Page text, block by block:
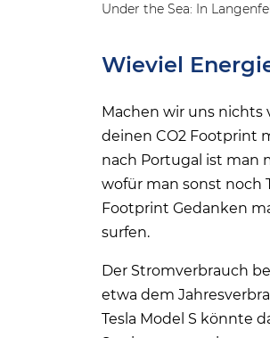
Under the Sea: In
Wieviel
Machen wir uns nichts
deinen CO2 Footprint
nach Portugal ist man
wofür man sonst noch
Footprint Gedanken
surfen.
Der Stromverbrauch
etwa dem
Tesla Model S könnte